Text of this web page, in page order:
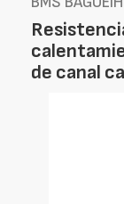
de canal